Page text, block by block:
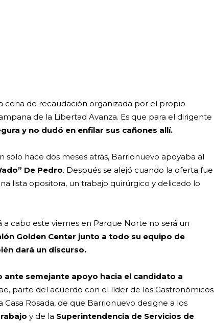
cena de recaudación organizada por el propio
de la Libertad Avanza. Es que para el dirigente
y no dudó en enfilar sus cañones allí.
solo hace dos meses atrás, Barrionuevo apoyaba al
De Pedro. Después se alejó cuando la oferta fue
lista opositora, un trabajo quirúrgico y delicado lo
a cabo este viernes en Parque Norte no será un
Golden Center junto a todo su equipo de
dará un discurso.
ante semejante apoyo hacia el candidato a
parte del acuerdo con el líder de los Gastronómicos
Casa Rosada, de que Barrionuevo designe a los
y de la Superintendencia de Servicios de